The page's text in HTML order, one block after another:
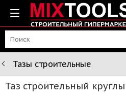
Тазы строительные
Таз строительный